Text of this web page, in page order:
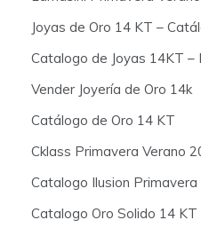
Joyas de Oro 14 KT –
Catalogo de Joyas 14KT –
Vender Joyería de Oro 14k
Catálogo de Oro 14 KT
Cklass Primavera Verano
Catalogo Ilusion
Catalogo Oro Solido 14 KT